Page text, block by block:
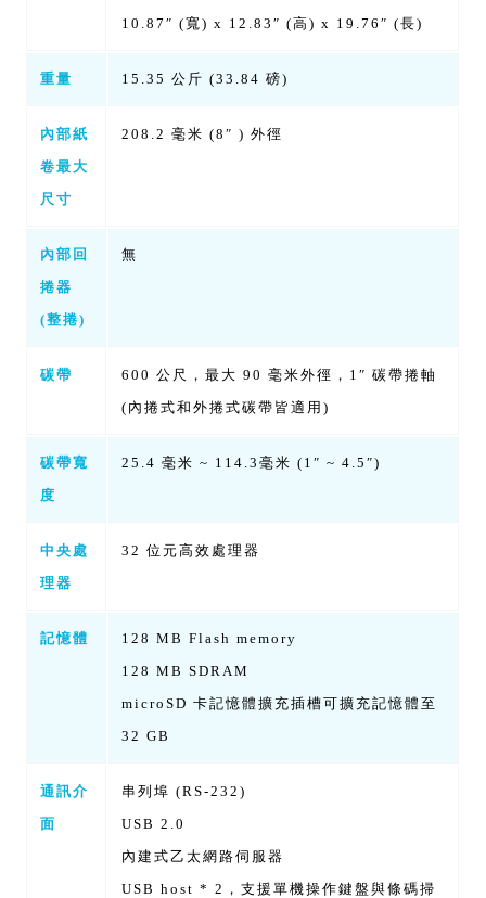
10.87″ (寬) x 12.83″ (高) x 19.76″ (長)
重量 15.35 公斤 (33.84 磅)
內部紙
卷最大
尺寸
208.2 毫米 (8″ ) 外徑
內部回
捲器
(整捲)
無
碳帶
600 公尺，最大 90 毫米外徑，1″ 碳帶捲軸
(內捲式和外捲式碳帶皆適用)
碳帶寬
度
25.4 毫米 ~ 114.3毫米 (1″ ~ 4.5″)
中央處
理器
32 位元高效處理器
記憶體
128 MB Flash memory
128 MB SDRAM
microSD 卡記憶體擴充插槽可擴充記憶體至
32 GB
通訊介
面
串列埠 (RS-232)
USB 2.0
內建式乙太網路伺服器
USB host * 2，支援單機操作鍵盤與條碼掃